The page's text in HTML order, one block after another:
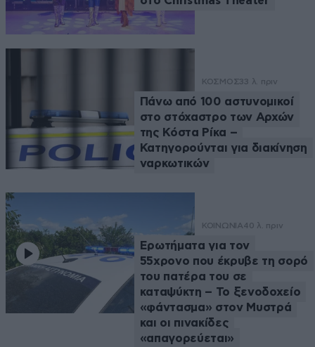
ΚΟΣΜΟΣ33 λ. πριν
Πάνω από 100 αστυνομικοί
στο στόχαστρο των Αρχών
της Κόστα Ρίκα –
Κατηγορούνται για διακίνηση
ναρκωτικών
ΚΟΙΝΩΝΙΑ40 λ. πριν
Ερωτήματα για τον
55χρονο που έκρυβε τη σορό
του πατέρα του σε
καταψύκτη – Το ξενοδοχείο
«φάντασμα» στον Μυστρά
και οι πινακίδες
«απαγορεύεται»